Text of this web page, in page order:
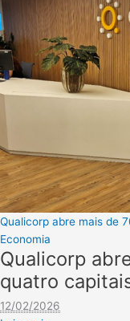
Qualicorp abre mais de
Economia
Qualicorp
quatro
12/02/2026